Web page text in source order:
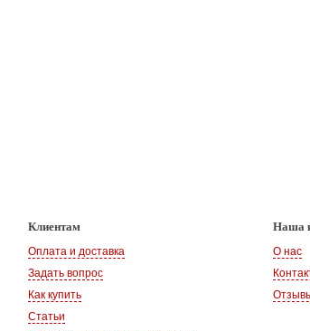
Клиентам
Оплата и доставка
Задать вопрос
Как купить
Статьи
Наша
О нас